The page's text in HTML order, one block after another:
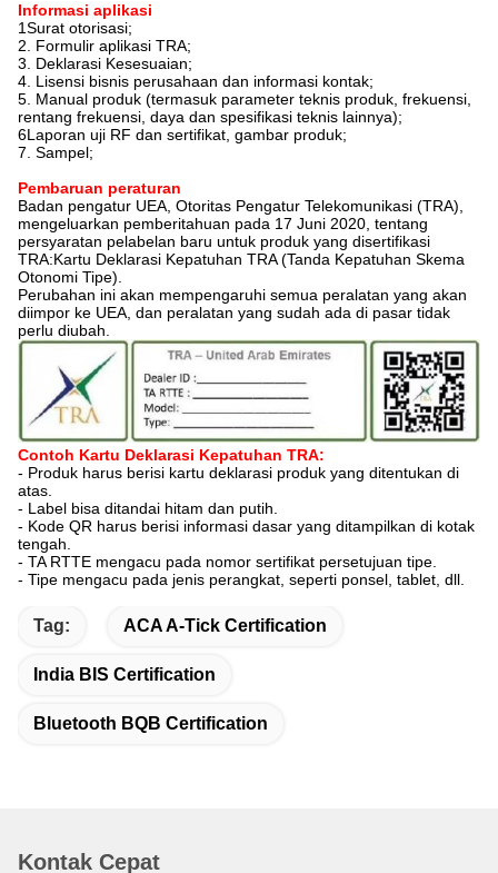
Informasi aplikasi
1Surat otorisasi;
2. Formulir aplikasi TRA;
3. Deklarasi Kesesuaian;
4. Lisensi bisnis perusahaan dan informasi kontak;
5. Manual produk (termasuk parameter teknis produk, frekuensi,
rentang frekuensi, daya dan spesifikasi teknis lainnya);
6Laporan uji RF dan sertifikat, gambar produk;
7. Sampel;
Pembaruan peraturan
Badan pengatur UEA, Otoritas Pengatur Telekomunikasi (TRA),
mengeluarkan pemberitahuan pada 17 Juni 2020, tentang
persyaratan pelabelan baru untuk produk yang disertifikasi
TRA:Kartu Deklarasi Kepatuhan TRA (Tanda Kepatuhan Skema
Otonomi Tipe).
Perubahan ini akan mempengaruhi semua peralatan yang akan
diimpor ke UEA, dan peralatan yang sudah ada di pasar tidak
perlu diubah.
Contoh Kartu Deklarasi Kepatuhan TRA:
- Produk harus berisi kartu deklarasi produk yang ditentukan di
atas.
- Label bisa ditandai hitam dan putih.
- Kode QR harus berisi informasi dasar yang ditampilkan di kotak
tengah.
- TA RTTE mengacu pada nomor sertifikat persetujuan tipe.
- Tipe mengacu pada jenis perangkat, seperti ponsel, tablet, dll.
Tag: ACA A-Tick Certification
India BIS Certification
Bluetooth BQB Certification
Kontak Cepat